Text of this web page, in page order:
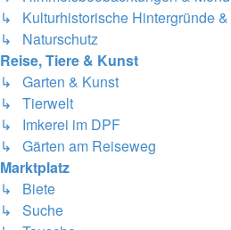
↳ Kulturhistorische Hintergründe
↳ Naturschutz
Reise, Tiere & Kunst
↳ Garten & Kunst
↳ Tierwelt
↳ Imkerei im DPF
↳ Gärten am Reiseweg
Marktplatz
↳ Biete
↳ Suche